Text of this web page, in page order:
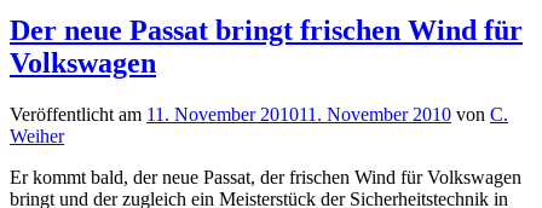
Der neue Passat bringt frischen Wind für
Volkswagen
Veröffentlicht am 11. November 201011. November 2010 von C.
Weiher
Er kommt bald, der neue Passat, der frischen Wind für Volkswagen
bringt und der zugleich ein Meisterstück der Sicherheitstechnik in